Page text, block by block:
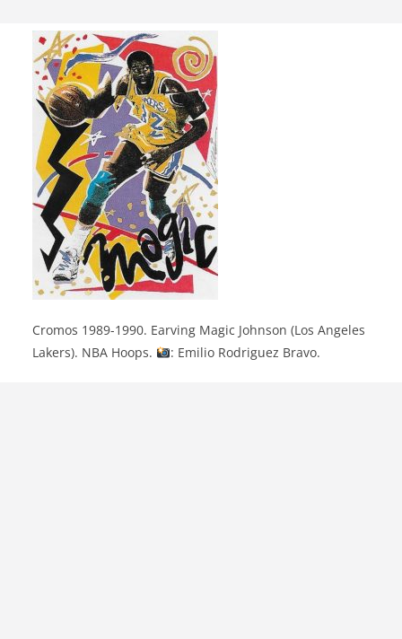
Cromos 1989-1990. Earving Magic Johnson (Los Angeles
Lakers). NBA Hoops.
: Emilio Rodriguez Bravo.